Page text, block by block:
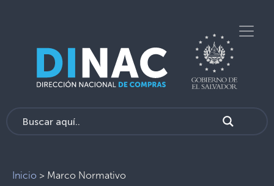
Inicio > Marco Normativo